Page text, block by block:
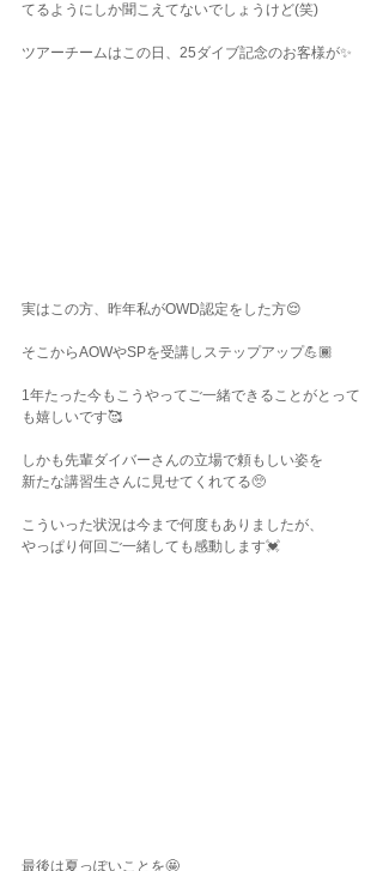
てるようにしか聞こえてないでしょうけど(笑)
ツアーチームはこの日、25ダイブ記念のお客様が✨
実はこの方、昨年私がOWD認定をした方😌
そこからAOWやSPを受講しステップアップ💪🏾
1年たった今もこうやってご一緒できることがとって
も嬉しいです🥰
しかも先輩ダイバーさんの立場で頼もしい姿を
新たな講習生さんに見せてくれてる🥺
こういった状況は今まで何度もありましたが、
やっぱり何回ご一緒しても感動します💓
最後は夏っぽいことを🤩